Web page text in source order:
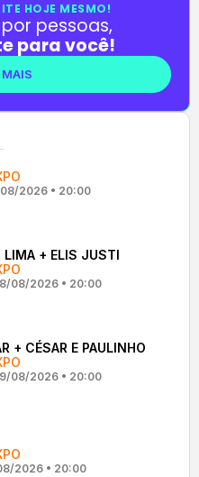
HOJE MESMO!
pessoas,
para você!
2026 • 20:00
LIMA + ELIS JUSTI
08/2026 • 20:00
+ CÉSAR E PAULINHO
08/2026 • 20:00
2026 • 20:00